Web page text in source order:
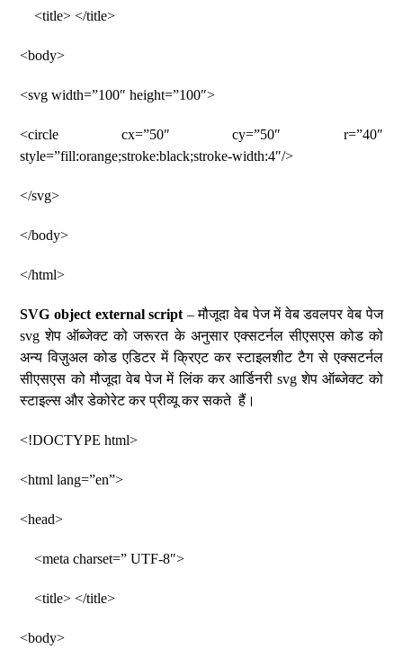
<title> </title>
<body>
<svg width=”100″ height=”100″>
<circle cx=”50″ cy=”50″ r=”40″
style=”fill:orange;stroke:black;stroke-width:4″/>
</svg>
</body>
</html>
SVG object external script – मौजूदा वेब पेज में वेब डवलपर वेब पेज
svg शेप ऑब्जेक्ट को जरूरत के अनुसार एक्सटर्नल सीएसएस कोड को
अन्य विज़ुअल कोड एडिटर में क्रिएट कर स्टाइलशीट टैग से एक्सटर्नल
सीएसएस को मौजूदा वेब पेज में लिंक कर आर्डिनरी svg शेप ऑब्जेक्ट को
स्टाइल्स और डेकोरेट कर प्रीव्यू कर सकते हैं।
<!DOCTYPE html>
<html lang=”en”>
<head>
<meta charset=” UTF-8″>
<title> </title>
<body>